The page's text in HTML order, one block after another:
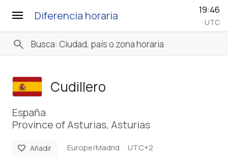
menu Diferencia horaria 19:46
UTC
search
Cudillero
España
Province of Asturias, Asturias
favorite Añadir Europe/Madrid UTC+2